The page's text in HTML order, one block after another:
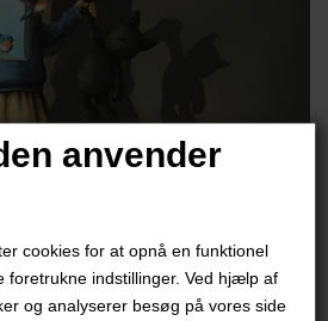
anvender
cookies for at opnå en funktionel
foretrukne indstillinger. Ved hjælp af
og analyserer besøg på vores side